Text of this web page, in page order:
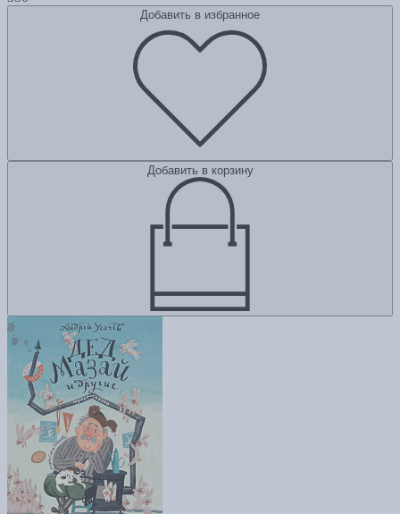
Добавить в избранное
Добавить в корзину